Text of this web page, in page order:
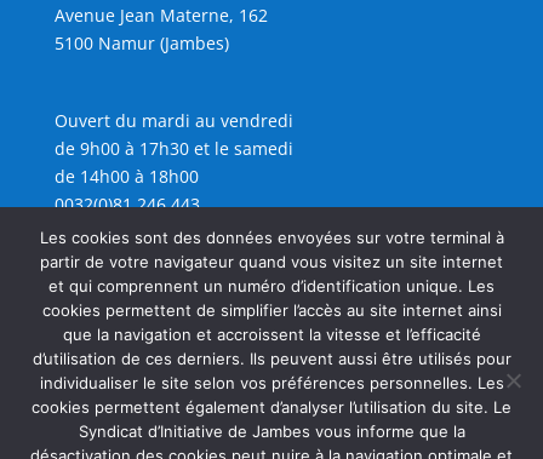
Avenue Jean Materne, 162
5100 Namur (Jambes)
Ouvert du mardi au vendredi
de 9h00 à 17h30 et le samedi
de 14h00 à 18h00
0032(0)81 246 443
info@sijambes.be
Les cookies sont des données envoyées sur votre terminal à
partir de votre navigateur quand vous visitez un site internet
et qui comprennent un numéro d’identification unique. Les
cookies permettent de simplifier l’accès au site internet ainsi
que la navigation et accroissent la vitesse et l’efficacité
d’utilisation de ces derniers. Ils peuvent aussi être utilisés pour
individualiser le site selon vos préférences personnelles. Les
cookies permettent également d’analyser l’utilisation du site. Le
Syndicat d’Initiative de Jambes vous informe que la